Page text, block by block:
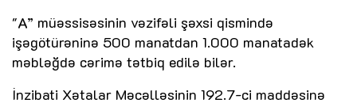
"A” müəssisəsinin vəzifəli şəxsi qismində
işəgötürəninə 500 manatdan 1.000 manatadək
məbləğdə cərimə tətbiq edilə bilər.
İnzibati Xətalar Məcəlləsinin 192.7-ci maddəsinə